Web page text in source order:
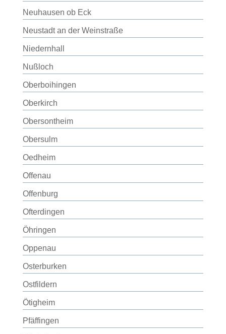
Neuhausen ob Eck
Neustadt an der Weinstraße
Niedernhall
Nußloch
Oberboihingen
Oberkirch
Obersontheim
Obersulm
Oedheim
Offenau
Offenburg
Ofterdingen
Öhringen
Oppenau
Osterburken
Ostfildern
Ötigheim
Pfäffingen